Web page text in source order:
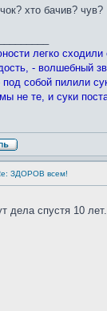
хто бачив? чув?
легко сходили
- волшебный
собой пилили
не те, и суки
ЗДОРОВ всем!
дела спустя 10